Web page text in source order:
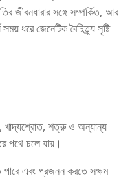
জীবনধারার সঙ্গে সম্পর্কিত, আর
ধরে জেনেটিক বৈচিত্র্য সৃষ্টি
খাদ্যশ্রোত, শত্রু ও অন্যান্য
পথে চলে যায়।
পারে এবং প্রজনন করতে সক্ষম